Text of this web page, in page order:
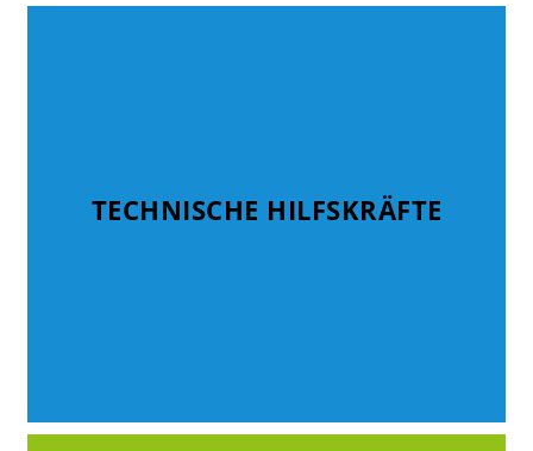
TECHNISCHE HILFSKRÄFTE
TECHNISCHE HILFSKRÄFTE